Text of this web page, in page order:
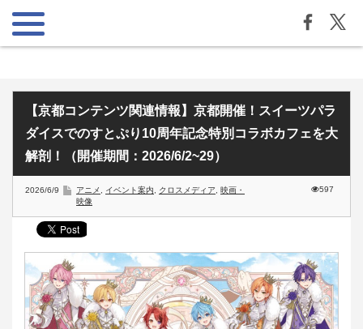
【京都コンテンツ関連情報】京都開催！スイーツパラ
ダイスでのすとぷり10周年記念特別コラボカフェを大
解剖！（開催期間：2026/6/2~29）
2026/6/9 アニメ イベント案内 クロスメディア
映画・
映像
597